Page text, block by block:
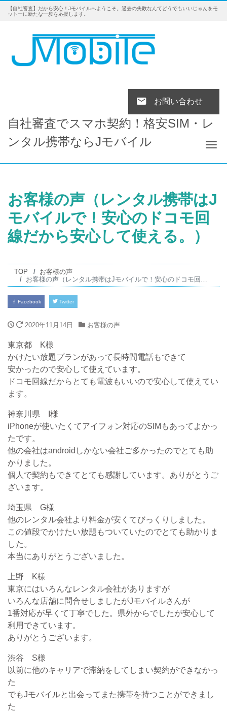
【自社審査】だから安心！Jモバイルへようこそ。過去の失敗なんてどうでもいいじゃんをモ
ットーに新たな一歩を応援します。
お問い合わせ
自社審査でスマホ契約！格安SIM・レ
ンタル携帯ならJモバイル
お客様の声（レンタル携帯はJ
モバイルで！安心のドコモ回
線だから安心して使える。）
TOP
お客様の声
お客様の声（レンタル携帯はJモバイルで！安心のドコモ回線だから安心して使える。）
Facebook Twitter
2020年11月14日 お客様の声
東京都 K様
かけたい放題プランがあって長時間電話もできて
安かったので安心して使えています。
ドコモ回線だからとても電波もいいので安心して使えてい
ます。
神奈川県 I様
iPhoneが使いたくてアイフォン対応のSIMもあってよかっ
たです。
他の会社はandroidしかない会社ご多かったのでとても助
かりました。
個人で契約もできてとても感謝しています。ありがとうご
ざいます。
埼玉県 G様
他のレンタル会社より料金が安くてびっくりしました。
この値段でかけたい放題もついていたのでとても助かりま
した。
本当にありがとうございました。
上野 K様
東京にはいろんなレンタル会社がありますが
いろんな店舗に問合せしましたがJモバイルさんが
1番対応が早くて丁寧でした。県外からでしたが安心して
利用できています。
ありがとうございます。
渋谷 S様
以前に他のキャリアで滞納をしてしまい契約ができなかっ
た
でもJモバイルと出会ってまた携帯を持つことができまし
た